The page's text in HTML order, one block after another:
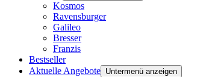
Kosmos
Ravensburger
Galileo
Bresser
Franzis
Bestseller
Aktuelle Angebote Untermenü anzeigen